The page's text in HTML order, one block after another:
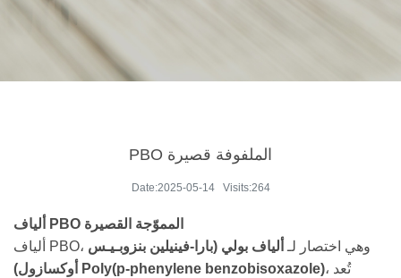
PBO الملفوفة قصيرة
Date:2025-05-14 Visits:264
ألياف PBO المموّجة القصيرة
ألياف PBO، وهي اختصار لـ ألياف بولي (بارا-فينيلين بنزوبـيـس
أوكسازول) Poly(p-phenylene benzobisoxazole)، تُعد